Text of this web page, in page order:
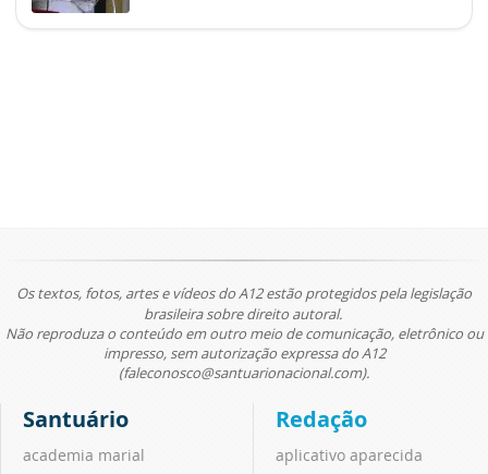
Os textos, fotos, artes e vídeos do A12 estão protegidos pela legislação
brasileira sobre direito autoral.
Não reproduza o conteúdo em outro meio de comunicação, eletrônico ou
impresso, sem autorização expressa do A12
(faleconosco@santuarionacional.com).
Santuário
academia marial
Redação
aplicativo aparecida